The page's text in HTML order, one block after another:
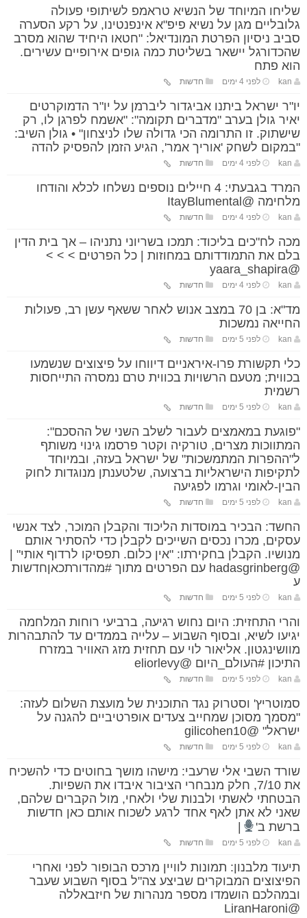
שליחו המיוחד של הנשיא טראמפ לשיתופי פעולה
גלובליים מגן על נשיא פיפ"א אינפנטינו, על רקע הסערה
סביב ניסיון הפרטת המונדיאל: "חטאו היחיד שהוא מסרב
שהכדורגל יישאר בשליטת כמה גופים אירופיים עשירים.
הוא פתח
kan לפני 4 ימים חדשות
יו"ר ישראל ביתנו אביגדור ליברמן על יו"ר הדמוקרטים
יאיר גולן בערב "מדברים תקומה": "אשמח לפרגן לו, רק
שישתוק. זו התרומה הכי גדולה שלו לניצחון" • גולן השיב:
"במקום לשחק 'אוריך אמר', הגיע הזמן להפסיק להדה
kan לפני 4 ימים חדשות
המרד בגבעתי: 4 חיילים נוספים נשלחו לכלא והודחו
מלחימה @ItayBlumental
kan לפני 4 ימים חדשות
מכה לח"כים בליכוד: תמכו בשריוני נתניהו – אך בית הדין
בלם את התמודדותם במחוזות | כל הפרטים > > >
@yaara_shapira
kan לפני 4 ימים חדשות
מד"א: בן 70 במצב אנוש לאחר ששאף עשן רב, פעולות
החייאה נמשכות
kan לפני 5 ימים חדשות
כלי תקשורת פרו-איראניים דיווחו על פיצוצים שנשמעו
בכווית; מטעם הרשויות בכווית טרם נמסרה התייחסות
רשמית
kan לפני 5 ימים חדשות
"פוגעת במאמצים לעבור לשלב השני של ההסכם":
המתווכות מצרים, טורקיה וקטר פרסמו גינוי משותף
ל"ההפרות המתמשכות" של ישראל בעזה, ובמיוחד
לתקיפות הישראליות ברצועה, שלטענתן מנוגדות לחוק
הבין-לאומי וגרמו לפגיעה
kan לפני 5 ימים חדשות
החשד: הבכיר במוסדות הליכוד והקבלן המוכר, לצד אנשי
עסקים, מכרו נכסים השייכים לקבלן כדי להסתיר אותם
מנושיו. הקבלן בחקירתו: "אין כלום. תפסיקו לרדוף אותי" |
@hadasgrinberg עם הפרטים מתוך #מהדורתכאןחדשות
ע
kan לפני 5 ימים חדשות
והרי התחזית: היום נחוש רגיעה, ברביעי רוחות המלחמה
יגיעו לשיא, ובסוף השבוע – עלייה בממדים עד להתבהרות
מוושינגטון. אליאור לוי עם תחזית מזג האוויר במזרח
התיכון #העולם_היום @eliorlevy
kan לפני 5 ימים חדשות
סמוטריץ' וסטרוק נגד התוכנית של מועצת השלום לעזה:
"מסמך מסוכן שמחייב צעדים אופרטיביים להגנה על
ישראל" @gilicohen10
kan לפני 5 ימים חדשות
שורד השבי אלי שרעבי: מישהו מושך בחוטים כדי להשכיח
את 7/10, חלק מנבחרי הציבור איבדו את השפיות.
הבטחתי לאשתי ולבנות שלי ולאחי, מול הקברים שלהם,
שאני לא אתן לאף אחד לרגע לשכוח אותם כאן חדשות
ברשת ב'
|
kan לפני 5 ימים חדשות
תיעוד מלבנון: תמונות לוויין מרכס הבופור לפני ואחרי
הפיצוצים המבוקרים שביצע צה"ל בסוף השבוע שעבר
ובמהלכם הושמדו מספר מנהרות של חיזבאללה
@LiranHaroni